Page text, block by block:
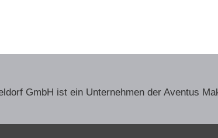
GmbH ist ein Unternehmen der Aventus